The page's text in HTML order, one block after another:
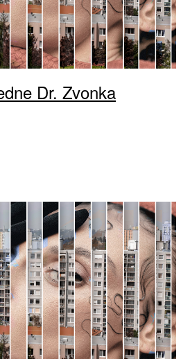
Dr. Zvonka